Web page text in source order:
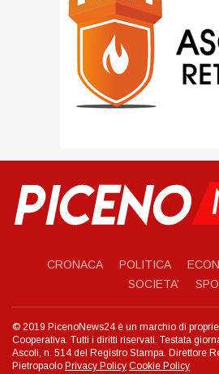
CRONACA POLITICA
SOCIETA’
© 2019 PicenoNews24 è un marchio di
Cooperativa. Tutti i diritti riservati. Testata
Ascoli, n. 514 del Registro Stampa. Direttore
Pietropaolo Privacy Policy Cookie Policy